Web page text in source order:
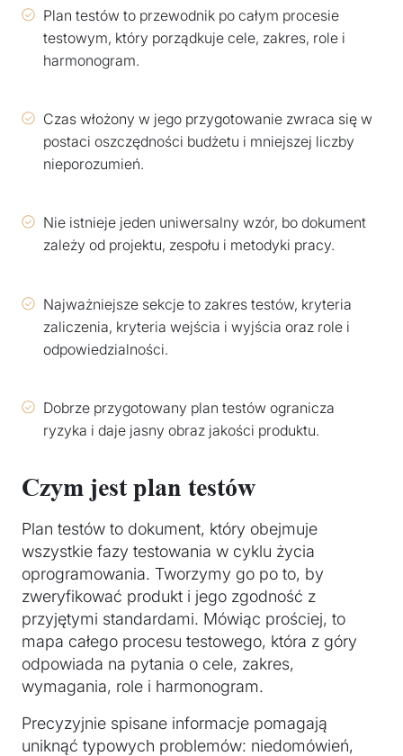
Plan testów to przewodnik po całym procesie
testowym, który porządkuje cele, zakres, role i
harmonogram.
Czas włożony w jego przygotowanie zwraca się w
postaci oszczędności budżetu i mniejszej liczby
nieporozumień.
Nie istnieje jeden uniwersalny wzór, bo dokument
zależy od projektu, zespołu i metodyki pracy.
Najważniejsze sekcje to zakres testów, kryteria
zaliczenia, kryteria wejścia i wyjścia oraz role i
odpowiedzialności.
Dobrze przygotowany plan testów ogranicza
ryzyka i daje jasny obraz jakości produktu.
Czym jest plan testów
Plan testów to dokument, który obejmuje
wszystkie fazy testowania w cyklu życia
oprogramowania. Tworzymy go po to, by
zweryfikować produkt i jego zgodność z
przyjętymi standardami. Mówiąc prościej, to
mapa całego procesu testowego, która z góry
odpowiada na pytania o cele, zakres,
wymagania, role i harmonogram.
Precyzyjnie spisane informacje pomagają
uniknąć typowych problemów: niedomówień,